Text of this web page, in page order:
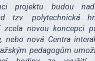
projektu budou
tzv. polytechnická
zcela novou koncepci
nebo nová Centra
pedagogům